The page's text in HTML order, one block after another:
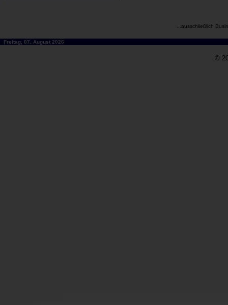
...ausschließlich
Freitag, 07. August 2026
©